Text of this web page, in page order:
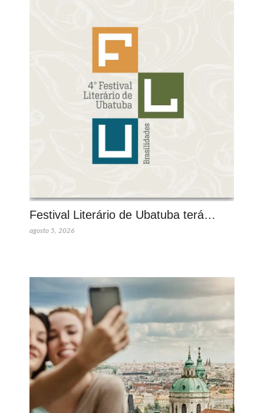
Festival Literário de Ubatuba terá…
agosto 5, 2026